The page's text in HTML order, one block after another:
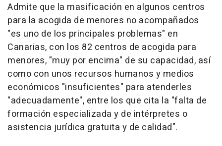
Admite que la masificación en algunos centros
para la acogida de menores no acompañados
"es uno de los principales problemas" en
Canarias, con los 82 centros de acogida para
menores, "muy por encima" de su capacidad, así
como con unos recursos humanos y medios
económicos "insuficientes" para atenderles
"adecuadamente", entre los que cita la "falta de
formación especializada y de intérpretes o
asistencia jurídica gratuita y de calidad".